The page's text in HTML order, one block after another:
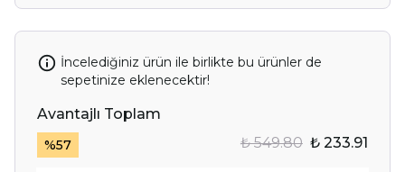
İncelediğiniz ürün ile birlikte bu ürünler de
sepetinize eklenecektir!
Avantajlı Toplam
%57 ₺ 549.80 ₺ 233.91